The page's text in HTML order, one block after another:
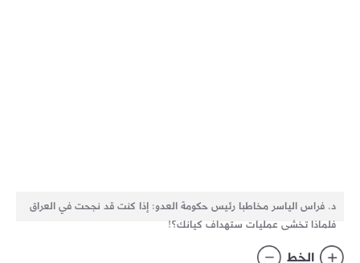
د. فراس الياسر مخاطبا رئيس حكومة العدو: إذا كنت قد نجحت في العراق
فلماذا تخشى عمليات ستهداف كيانك؟!
الخط